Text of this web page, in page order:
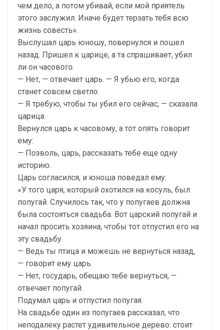
чем дело, а потом убивай, если мой приятель
этого заслужил. Иначе будет терзать тебя всю
жизнь совесть».
Выслушал царь юношу, повернулся и пошел
назад. Пришел к царице, а та спрашивает, убил
ли он часового.
— Нет, — отвечает царь. — Я убью его, когда
станет совсем светло.
— Я требую, чтобы ты убил его сейчас, — сказала
царица.
Вернулся царь к часовому, а тот опять говорит
ему:
— Позволь, царь, рассказать тебе еще одну
историю.
Царь согласился, и юноша поведал ему:
«У того царя, который охотился на косуль, был
попугай. Случилось так, что у попугаев должна
была состояться свадьба. Вот царский попугай и
начал просить хозяина, чтобы тот отпустил его на
эту свадьбу.
— Ведь ты птица и можешь не вернуться назад,
— говорит ему царь.
— Нет, государь, обещаю тебе вернуться, —
отвечает попугай.
Подумал царь и отпустил попугая.
На свадьбе один из попугаев рассказал, что
неподалеку растет удивительное дерево: стоит